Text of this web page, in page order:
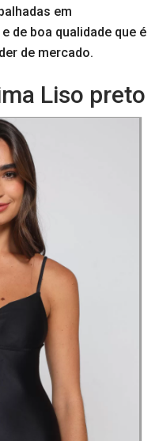
em
de boa qualidade que é
de mercado.
Liso preto